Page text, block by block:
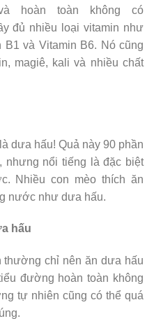
hoàn toàn không có
đủ nhiều loại vitamin như
B1 và ​​Vitamin B6. Nó cũng
magiê, kali và nhiều chất
dưa hấu! Quả này 90 phần
nhưng nổi tiếng là đặc biệt
Nhiều con mèo thích ăn
nước như dưa hấu.
hấu
thường chỉ nên ăn dưa hấu
đường hoàn toàn không
tự nhiên cũng có thể quá